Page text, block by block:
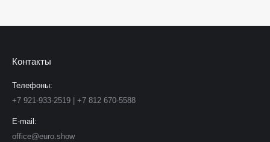
Контакты
Телефоны:
+7 921-933-2519 | +7 812 670-5588
E-mail:
office@euro.show